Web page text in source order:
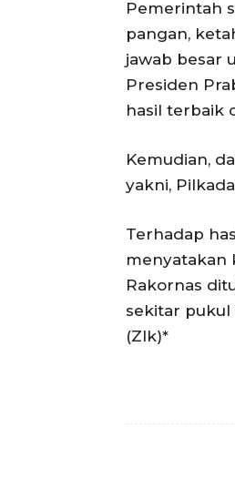
Pemerintah
pangan,
jawab besar
Presiden
hasil terbaik
Kemudian,
yakni,
Terhadap
menyatakan
Rakornas
sekitar pukul
(Zlk)*